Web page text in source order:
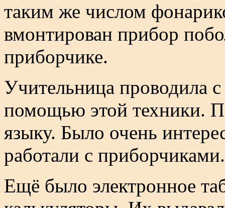
таким же числом
вмонтирован прибор
приборчике.
Учительница проводила
помощью этой техники.
языку. Было очень
работали с приборчиками.
Ещё было электронное